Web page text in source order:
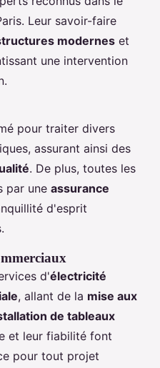
Leur savoir-faire
modernes et
une intervention
pour traiter divers
assurant ainsi des
. De plus, toutes les
par une assurance
d'esprit
d'électricité
, allant de la mise aux
de tableaux
et leur fiabilité font
pour tout projet